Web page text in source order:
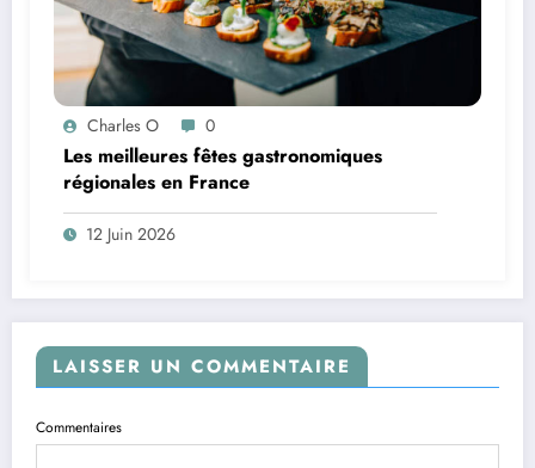
Charles O 0
Les meilleures fêtes gastronomiques
régionales en France
12 Juin 2026
LAISSER UN COMMENTAIRE
Commentaires